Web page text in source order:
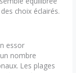
choix éclairés.
essor
nombre
Les plages